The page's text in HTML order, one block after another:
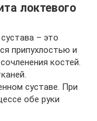
локтевого
– это
припухлостью и
костей.
суставе. При
обе руки